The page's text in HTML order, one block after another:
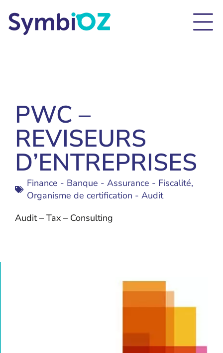
PWC –
REVISEURS
D’ENTREPRISES
Finance - Banque - Assurance - Fiscalité,
Organisme de certification - Audit
Audit – Tax – Consulting